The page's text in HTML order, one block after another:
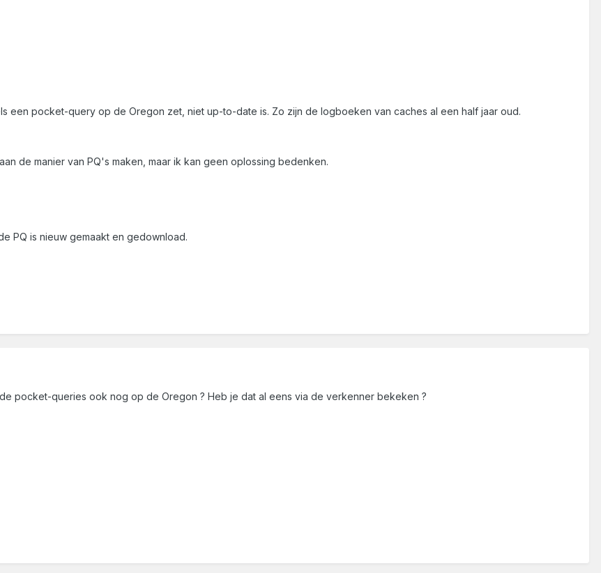
een pocket-query op de Oregon zet, niet up-to-date is. Zo zijn de logboeken van caches al een half jaar oud.
de manier van PQ's maken, maar ik kan geen oplossing bedenken.
PQ is nieuw gemaakt en gedownload.
pocket-queries ook nog op de Oregon ? Heb je dat al eens via de verkenner bekeken ?